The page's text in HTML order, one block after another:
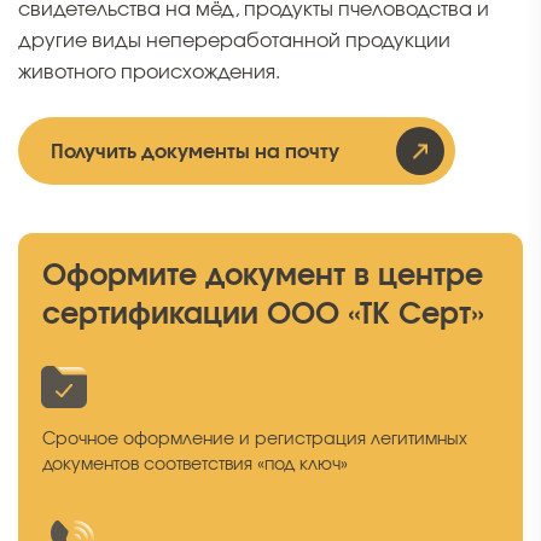
свидетельства на мёд, продукты пчеловодства и
другие виды непереработанной продукции
животного происхождения.
Получить документы на почту
Оформите документ в центре
сертификации ООО «ТК Серт»
Срочное оформление и регистрация легитимных
документов соответствия «под ключ»